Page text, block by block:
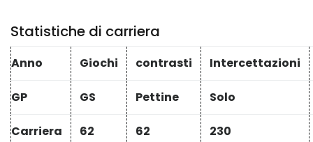
Statistiche di carriera
Anno Giochi contrasti Intercettazioni
GP GS Pettine Solo
Carriera 62 62 230